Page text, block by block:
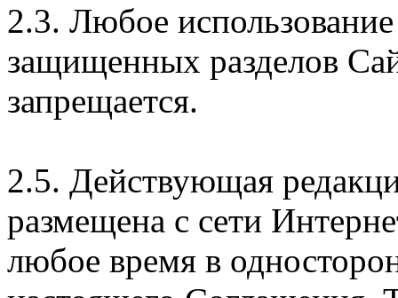
2.3. Любое
защищенных разделов
запрещается.
2.5. Действующая
размещена с сети
любое время в